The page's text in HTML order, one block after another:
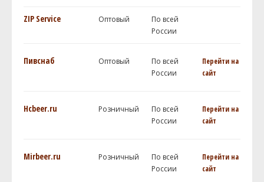
ZIP Service Оптовый
По всей
России
Пивснаб Оптовый
По всей
России
Перейти на
сайт
Hcbeer.ru Розничный
По всей
России
Перейти на
сайт
Mirbeer.ru Розничный
По всей
России
Перейти на
сайт